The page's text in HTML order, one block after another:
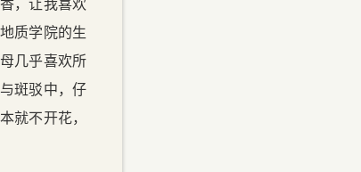
质学院的生
几乎喜欢所
斑驳中，仔
就不开花，